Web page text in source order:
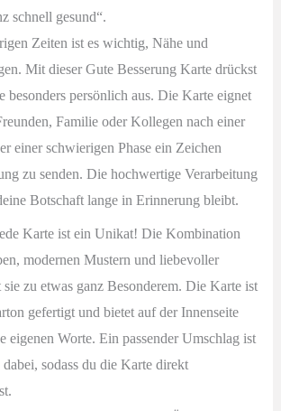
schnell gesund“.
Zeiten ist es wichtig, Nähe und
Mit dieser Gute Besserung Karte drückst
besonders persönlich aus. Die Karte eignet
Familie oder Kollegen nach einer
einer schwierigen Phase ein Zeichen
zu senden. Die hochwertige Verarbeitung
Botschaft lange in Erinnerung bleibt.
Karte ist ein Unikat! Die Kombination
modernen Mustern und liebevoller
zu etwas ganz Besonderem. Die Karte ist
gefertigt und bietet auf der Innenseite
eigenen Worte. Ein passender Umschlag ist
sodass du die Karte direkt